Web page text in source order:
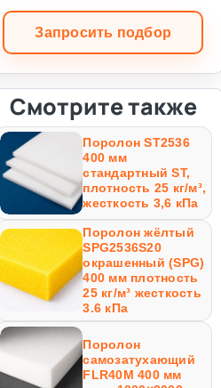
Запросить подбор
Смотрите также
Поролон ST2536
400 мм
стандартный ST,
плотность 25 кг/м³,
жесткость 3,6 кПа
Поролон жёлтый
SPG2536S20
окрашенный (SPG)
400 мм плотность
25 кг/м³ жесткость
3.6 кПа
Поролон
самозатухающий
FLR40M 400 мм